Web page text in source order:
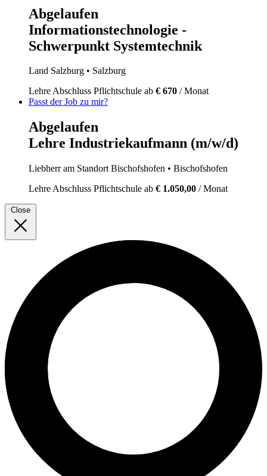
Abgelaufen
Informationstechnologie -
Schwerpunkt Systemtechnik
Land Salzburg • Salzburg
LehreAbschluss Pflichtschule ab € 670 / Monat
Passt der Job zu mir?
Abgelaufen
Lehre Industriekaufmann (m/w/d)
Liebherr am Standort Bischofshofen • Bischofshofen
Lehre Abschluss Pflichtschule ab € 1.050,00 / Monat
Close